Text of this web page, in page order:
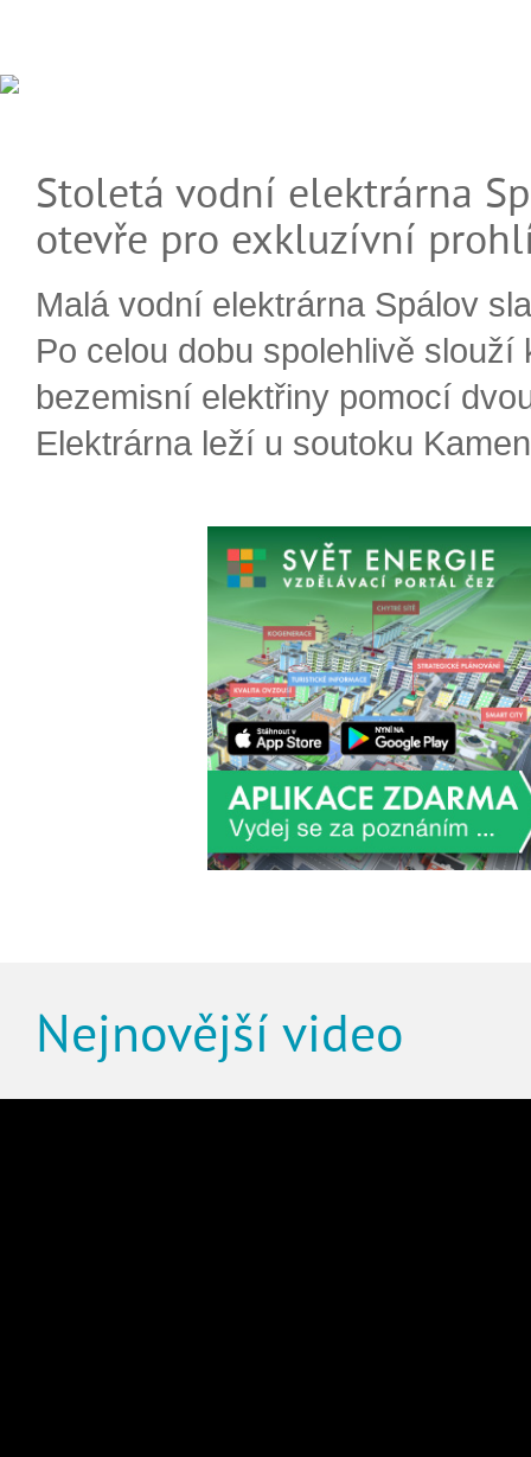
Stoletá vodní elektrárna
otevře pro exkluzívní
Malá vodní elektrárna Spálov
Po celou dobu spolehlivě slouží
bezemisní elektřiny pomocí
Elektrárna leží u soutoku
Nejnovější video